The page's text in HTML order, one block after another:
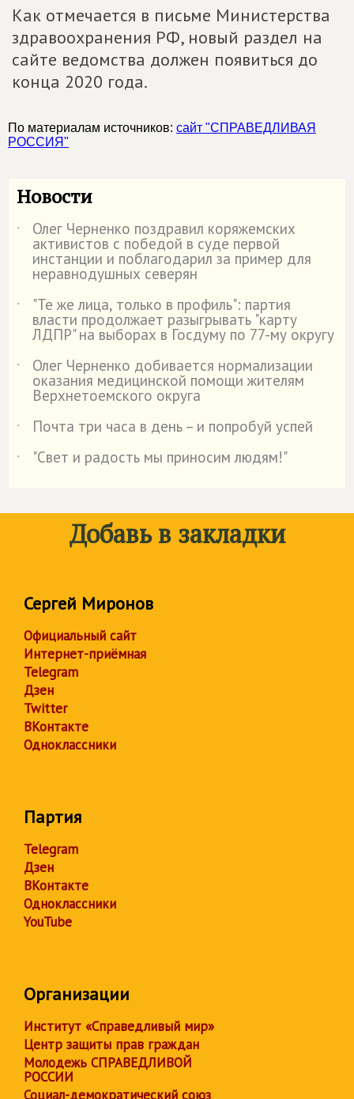
Как отмечается в письме Министерства
здравоохранения РФ, новый раздел на
сайте ведомства должен появиться до
конца 2020 года.
По материалам источников: сайт "СПРАВЕДЛИВАЯ
РОССИЯ"
Новости
˙ Олег Черненко поздравил коряжемских
активистов с победой в суде первой
инстанции и поблагодарил за пример для
неравнодушных северян
˙
"Те же лица, только в профиль": партия
власти продолжает разыгрывать "карту
ЛДПР" на выборах в Госдуму по 77-му округу
˙
Олег Черненко добивается нормализации
оказания медицинской помощи жителям
Верхнетоемского округа
˙
Почта три часа в день – и попробуй успей
˙
"Свет и радость мы приносим людям!"
Добавь в закладки
Сергей Миронов
Официальный сайт
Интернет-приёмная
Telegram
Дзен
Twitter
ВКонтакте
Одноклассники
Партия
Telegram
Дзен
ВКонтакте
Одноклассники
YouTube
Организации
Институт «Справедливый мир»
Центр защиты прав граждан
Молодежь СПРАВЕДЛИВОЙ
РОССИИ
Социал-демократический союз